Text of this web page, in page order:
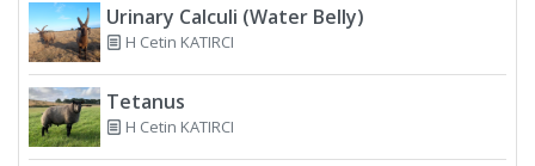
Urinary Calculi (Water Belly)
H Cetin KATIRCI
Tetanus
H Cetin KATIRCI